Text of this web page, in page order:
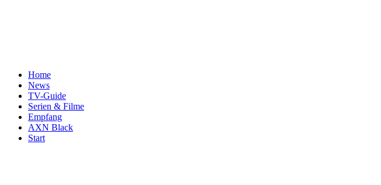
Home
News
TV-Guide
Serien & Filme
Empfang
AXN Black
Start